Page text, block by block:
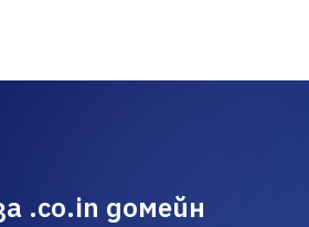
.co.in домейн